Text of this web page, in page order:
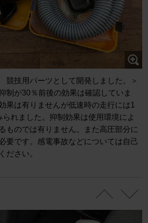
技用パーツとして開発しました。＞
制が30％前後の効果は確認していま
果は有りませんが低速時の走行には1
れました。抑制効果は使用環境によ
ものでは有りません。また高圧部分に
要です。感電事故などについては自己
ださい。